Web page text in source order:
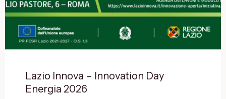
Lazio Innova – Innovation Day
Energia 2026